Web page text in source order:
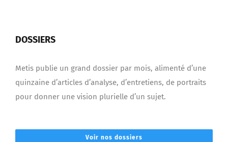
DOSSIERS
Metis publie un grand dossier par mois, alimenté d’une
quinzaine d’articles d’analyse, d’entretiens, de portraits
pour donner une vision plurielle d’un sujet.
Voir nos dossiers